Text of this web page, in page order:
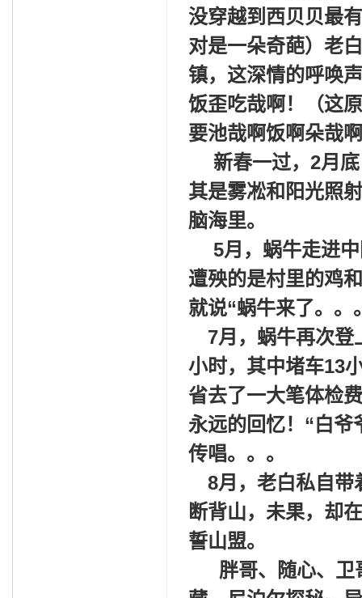
没穿越到西贝贝最
对是一朵奇葩）老
镇，这深情的呼唤
饭歪吃哉啊！（这
要池哉啊饭啊朵哉
新春一过，2月
其是雾凇和阳光照
脑海里。
5月，蜗牛走进
遭殃的是村里的鸡
就说“蜗牛来了。。
7月，蜗牛再次登
小时，其中堵车13
省去了一大笔体检
永远的回忆！“白爷
传唱。。。
8月，老白私自
断背山，未果，却
誓山盟。
胖哥、随心、